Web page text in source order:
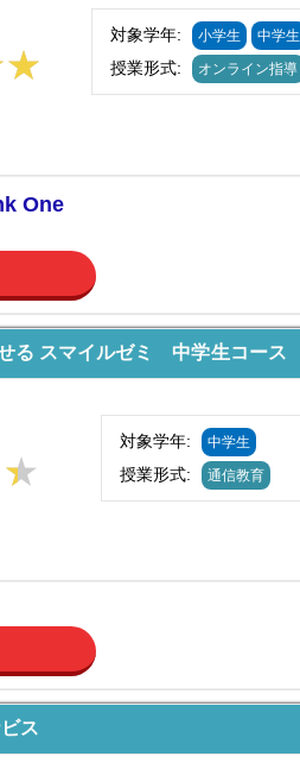
対象学年: 小学生 中学生
授業形式: オンライン指導
One
る スマイルゼミ 中学生コース
対象学年: 中学生
授業形式: 通信教育
ス